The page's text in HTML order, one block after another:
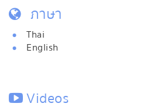
ภาษา
Thai
English
Videos